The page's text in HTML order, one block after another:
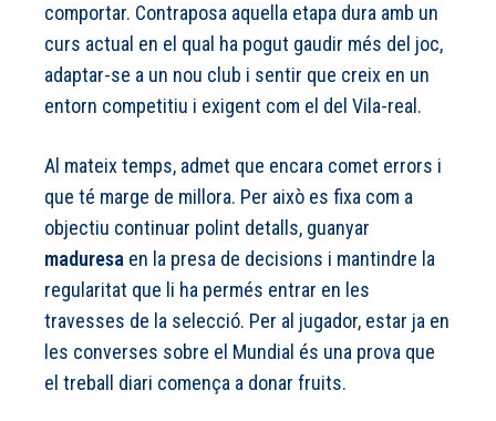
comportar. Contraposa aquella etapa dura amb un
curs actual en el qual ha pogut gaudir més del joc,
adaptar-se a un nou club i sentir que creix en un
entorn competitiu i exigent com el del Vila-real.
Al mateix temps, admet que encara comet errors i
que té marge de millora. Per això es fixa com a
objectiu continuar polint detalls, guanyar
maduresa en la presa de decisions i mantindre la
regularitat que li ha permés entrar en les
travesses de la selecció. Per al jugador, estar ja en
les converses sobre el Mundial és una prova que
el treball diari comença a donar fruits.